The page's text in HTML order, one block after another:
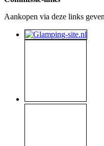
Aankopen via deze links